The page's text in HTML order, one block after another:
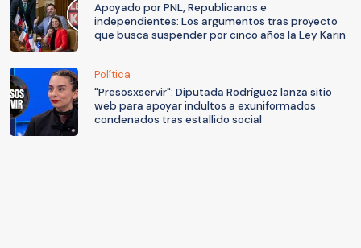
Apoyado por PNL, Republicanos e
independientes: Los argumentos tras proyecto
que busca suspender por cinco años la Ley Karin
Política
"Presosxservir": Diputada Rodríguez lanza sitio
web para apoyar indultos a exuniformados
condenados tras estallido social